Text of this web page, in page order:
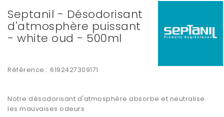
Septanil - Désodorisant
d'atmosphère puissant
- white oud - 500ml
Référence : 6192427309171
Notre désodorisant d'atmosphère absorbe et neutralise
les mauvaises odeurs